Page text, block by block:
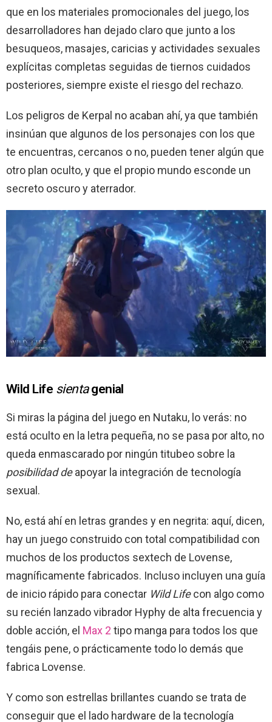
que en los materiales promocionales del juego, los
desarrolladores han dejado claro que junto a los
besuqueos, masajes, caricias y actividades sexuales
explícitas completas seguidas de tiernos cuidados
posteriores, siempre existe el riesgo del rechazo.
Los peligros de Kerpal no acaban ahí, ya que también
insinúan que algunos de los personajes con los que
te encuentras, cercanos o no, pueden tener algún que
otro plan oculto, y que el propio mundo esconde un
secreto oscuro y aterrador.
Wild Life sientagenial
Si miras la página del juego en Nutaku, lo verás: no
está oculto en la letra pequeña, no se pasa por alto, no
queda enmascarado por ningún titubeo sobre la
posibilidad deapoyar la integración de tecnología
sexual.
No, está ahí en letras grandes y en negrita: aquí, dicen,
hay un juego construido con total compatibilidad con
muchos de los productos sextech de Lovense,
magníficamente fabricados. Incluso incluyen una guía
de inicio rápido para conectar Wild Lifecon algo como
su recién lanzado vibrador Hyphy de alta frecuencia y
doble acción, el Max 2 tipo manga para todos los que
tengáis pene, o prácticamente todo lo demás que
fabrica Lovense.
Y como son estrellas brillantes cuando se trata de
conseguir que el lado hardware de la tecnología